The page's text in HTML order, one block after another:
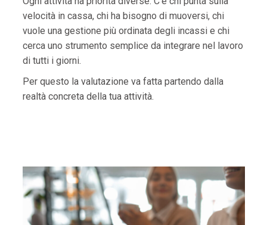
velocità in cassa, chi ha bisogno di muoversi, chi
vuole una gestione più ordinata degli incassi e chi
cerca uno strumento semplice da integrare nel lavoro
di tutti i giorni.
Per questo la valutazione va fatta partendo dalla
realtà concreta della tua attività.